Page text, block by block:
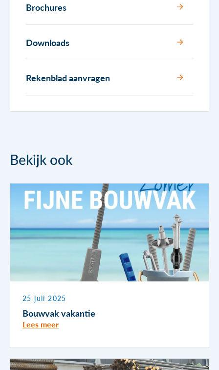
Brochures
Downloads
Rekenblad aanvragen
Bekijk ook
25 juli 2025
Bouwvak vakantie
Lees meer